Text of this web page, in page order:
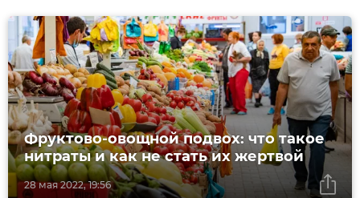
28 мая 2022, 19:56
Фруктово-овощной подвох: что такое
нитраты и как не стать их жертвой